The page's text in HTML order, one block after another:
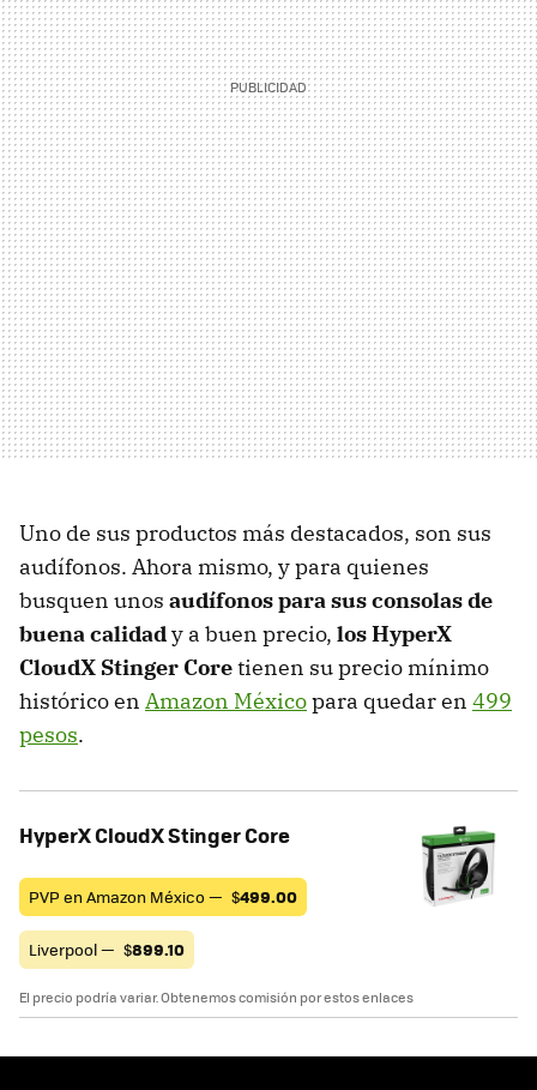
Uno de sus productos más destacados, son sus
audífonos. Ahora mismo, y para quienes
busquen unos audífonos para sus consolas de
buena calidady a buen precio, los HyperX
CloudX Stinger Coretienen su precio mínimo
histórico en Amazon Méxicopara quedar en 499
pesos.
HyperX CloudX Stinger Core
PVP en Amazon México — $499.00
Liverpool — $899.10
El precio podría variar. Obtenemos comisión por estos enlaces